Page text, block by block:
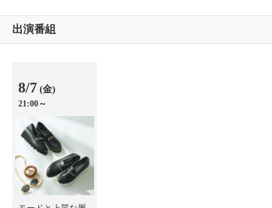
出演番組
8/7 (金)
21:00～